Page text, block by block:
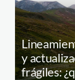
y
frágiles: